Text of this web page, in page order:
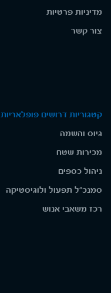
מדיניות פרטיות
צור קשר
קטגוריות דרושים פופלאריות
גיוס והשמה
מכירות שטח
ניהול כספים
סמנכ"ל תפעול ולוגיסטיקה
רכז משאבי אנוש